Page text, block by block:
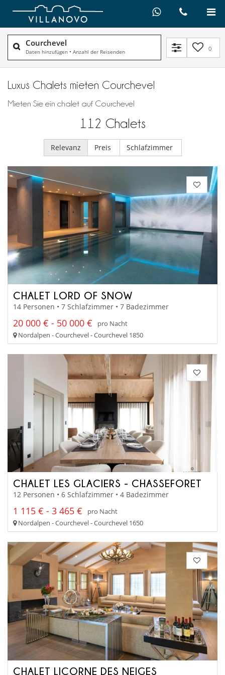
Courchevel
Daten hinzufügen • Anzahl der Reisenden 0
Luxus Chalets mieten Courchevel
Mieten Sie ein chalet auf Courchevel
112 Chalets
Relevanz Preis Schlafzimmer
CHALET LORD OF SNOW
14 Personen • 7 Schlafzimmer • 7 Badezimmer
20 000 € - 50 000 €
pro Nacht
Nordalpen - Courchevel - Courchevel 1850
CHALET LES GLACIERS - CHASSEFORET
12 Personen • 6 Schlafzimmer • 4 Badezimmer
1 115 € - 3 465 €
pro Nacht
Nordalpen - Courchevel - Courchevel 1650
CHALET LICORNE DES NEIGES